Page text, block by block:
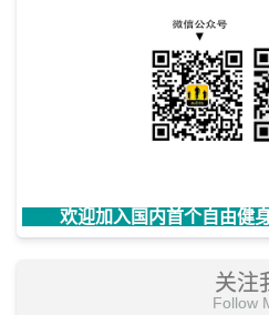
欢迎加入国内首个自由健
关注
Follow